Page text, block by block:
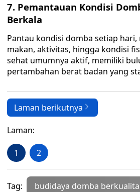
7. Pemantauan Kondisi
Berkala
Pantau kondisi domba setiap
makan, aktivitas, hingga kondisi
sehat umumnya aktif, memiliki
pertambahan berat badan yang
Laman berikutnya
Laman:
1 2
Tag: budidaya domba